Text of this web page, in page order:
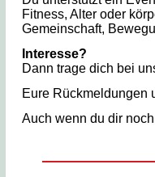
Fitness, Alter oder
Gemeinschaft,
Interesse?
Dann trage dich bei
Eure Rückmeldungen
Auch wenn du dir